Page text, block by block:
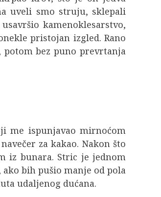
uveli smo struju, sklepali
kamenoklesarstvo,
pristojan izgled. Rano
bez puno prevrtanja
me ispunjavao mirnoćom
za kakao. Nakon što
iz bunara. Stric je jednom
bih pušio manje od pola
udaljenog dućana.